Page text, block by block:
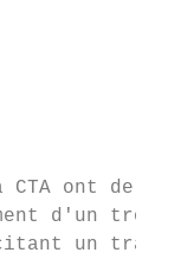


CTA ont de
d'un
un